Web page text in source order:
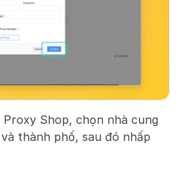
Shop, chọn nhà cung
thành phố, sau đó nhấp